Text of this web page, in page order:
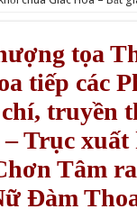
tọa
tiếp các
truyền
– Trục
Tâm
Đàm